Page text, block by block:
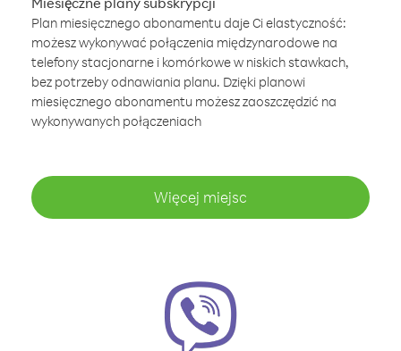
Plan miesięcznego abonamentu daje Ci elastyczność:
możesz wykonywać połączenia międzynarodowe na
telefony stacjonarne i komórkowe w niskich stawkach,
bez potrzeby odnawiania planu. Dzięki planowi
miesięcznego abonamentu możesz zaoszczędzić na
wykonywanych połączeniach
Więcej miejsc